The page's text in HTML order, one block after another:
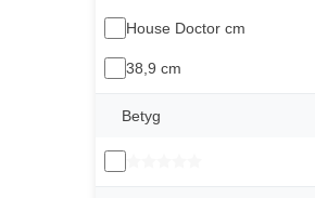
House Doctor cm
38,9 cm
Betyg